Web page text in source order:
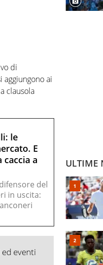
di
ai
clausola
le
E
caccia a
del
in uscita:
eventi
ULTIME